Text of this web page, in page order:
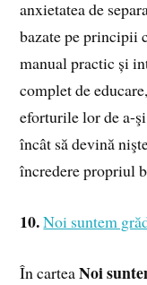
anxietatea de
bazate pe principii
manual practic și
complet de
eforturile lor de a-
încât să devină
încredere propriul
10.Noi suntem
În carteaNoi